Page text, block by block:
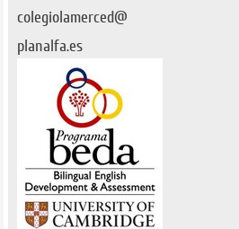
colegiolamerced@
planalfa.es